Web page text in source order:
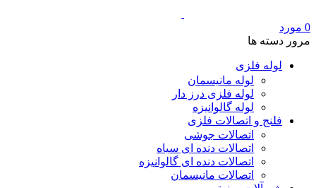
0 مورد
مرور دسته ها
لوله فلزی
لوله مانیسمان
لوله فلزی درز دار
لوله گالوانیزه
فلنج و اتصالات فلزی
اتصالات جوشی
اتصالات دنده ای سیاه
اتصالات دنده ای گالوانیزه
اتصالات مانیسمان